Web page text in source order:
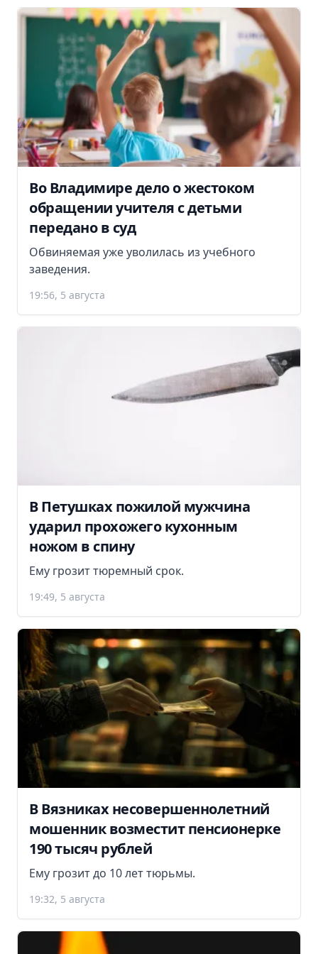
Во Владимире дело о жестоком
обращении учителя с детьми
передано в суд
Обвиняемая уже уволилась из учебного
заведения.
19:56, 5 августа
В Петушках пожилой мужчина
ударил прохожего кухонным
ножом в спину
Ему грозит тюремный срок.
19:49, 5 августа
В Вязниках несовершеннолетний
мошенник возместит пенсионерке
190 тысяч рублей
Ему грозит до 10 лет тюрьмы.
19:32, 5 августа